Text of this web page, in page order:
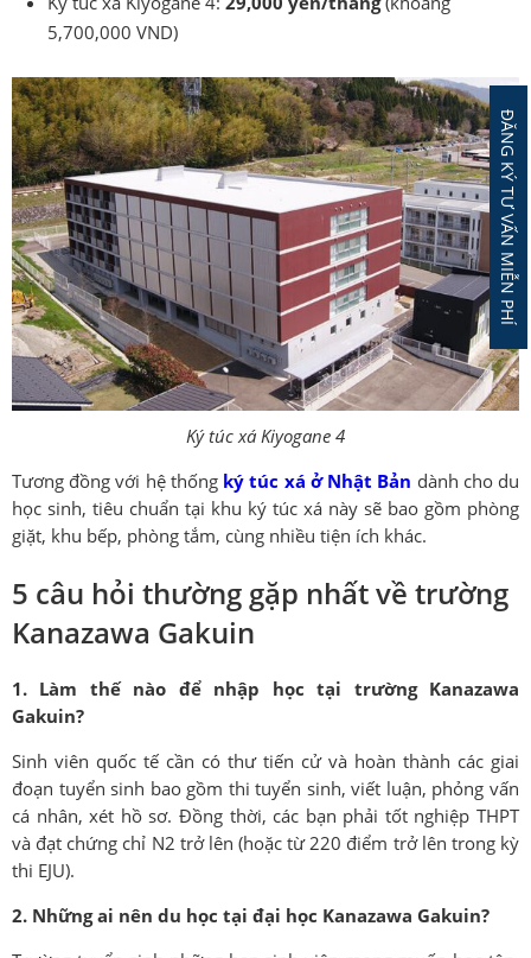
5,700,000 VND)
Ký túc xá Kiyogane 4
Tương đồng với hệ thống ký túc xá ở Nhật Bản dành cho du
học sinh, tiêu chuẩn tại khu ký túc xá này sẽ bao gồm phòng
giặt, khu bếp, phòng tắm, cùng nhiều tiện ích khác.
5 câu hỏi thường gặp nhất về trường
Kanazawa Gakuin
1. Làm thế nào để nhập học tại trường Kanazawa
Gakuin?
Sinh viên quốc tế cần có thư tiến cử và hoàn thành các giai
đoạn tuyển sinh bao gồm thi tuyển sinh, viết luận, phỏng vấn
cá nhân, xét hồ sơ. Đồng thời, các bạn phải tốt nghiệp THPT
và đạt chứng chỉ N2 trở lên (hoặc từ 220 điểm trở lên trong kỳ
thi EJU).
2. Những ai nên du học tại đại học Kanazawa Gakuin?
ĐĂNG KÝ TƯ VẤN MIỄN PHÍ